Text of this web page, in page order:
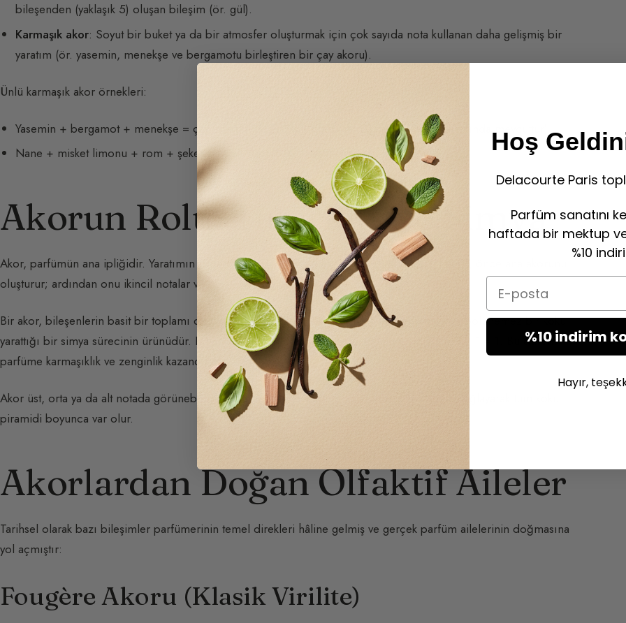
bileşenden (yaklaşık 5) oluşan bileşim (ör. gül).
Karmaşık akor: Soyut bir buket ya da bir atmosfer oluşturmak için çok sayıda nota kullanan daha gelişmiş bir
yaratım (ör. yasemin, menekşe ve bergamotu birleştiren bir çay akoru).
Ünlü karmaşık akor örnekleri:
Yasemin + bergamot + menekşe = çay akoru ( , Cartier’inDéclaration
‘ında mevcuttur)
Nane + misket limonu + rom + şeker = Mojito akoru (
Guerlain Homme
Akorun Rolü: Tutarlılık ve Simya
Akor, parfümün ana ipliğidir. Yaratımın tamamına yapı ve kimlik kazandırır. Parfümcü (“Nez”), önce ana akorunu
oluşturur; ardından onu ikincil notalar ve fiksatörlerle giydirmektedir.
Bir akor, bileşenlerin basit bir toplamı değildir. Her hammaddenin kimliğini yitirerek yeni ve bölünemez bir koku
yarattığı bir simya sürecinin ürünüdür. Bu anlamda akor, formülün en güçlü ifadesidir: 1 + 1 + 1 = 1. Bu durum
parfüme karmaşıklık ve zenginlik kazandırır.
Akor üst, orta ya da alt notada görünebilir: uçucu notalar ile kalıcı notalar arasındaki geçişi sağlayarak tüm koku
piramidi boyunca var olur.
Akorlardan Doğan Olfaktif Aileler
Tarihsel olarak bazı bileşimler parfümerinin temel direkleri hâline gelmiş ve gerçek parfüm ailelerinin doğmasına
yol açmıştır:
Fougère Akoru (Klasik Virilite)
Hoş
Delacourte Paris
Parfüm sanatını
haftada bir mektup
%10
Email
%10 indirim
Hayır,